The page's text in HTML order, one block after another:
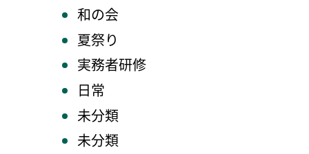
和の会
夏祭り
実務者研修
日常
未分類
未分類